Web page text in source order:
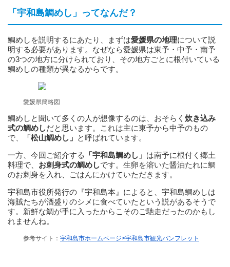
「宇和島鯛めし」ってなんだ？
鯛めしを説明するにあたり、まずは愛媛県の地理について説
明する必要があります。なぜなら愛媛県は東予・中予・南予
の3つの地方に分けられており、その地方ごとに根付いている
鯛めしの種類が異なるからです。
愛媛県簡略図
鯛めしと聞いて多くの人が想像するのは、おそらく 炊き込み
式の鯛めしだと思います。これは主に東予から中予のもの
で、
「松山鯛めし」 と呼ばれています。
一方、今回ご紹介する
「宇和島鯛めし」 は南予に根付く郷土
料理で、 お刺身式の鯛めしです。生卵を溶いた醤油たれに鯛
のお刺身を入れ、ごはんにかけていただきます。
宇和島市役所発行の『宇和島本』によると、宇和島鯛めしは
海賊たちが酒盛りのシメに食べていたという説があるそうで
す。新鮮な鯛が手に入ったからこそのご馳走だったのかもし
れませんね。
参考サイト： 宇和島市ホームページ>宇和島市観光パンフレット